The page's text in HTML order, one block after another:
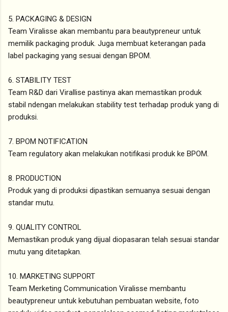
5. PACKAGING & DESIGN
Team Viralisse akan membantu para beautypreneur untuk
memilik packaging produk. Juga membuat keterangan pada
label packaging yang sesuai dengan BPOM.
6. STABILITY TEST
Team R&D dari Virallise pastinya akan memastikan produk
stabil ndengan melakukan stability test terhadap produk yang di
produksi.
7. BPOM NOTIFICATION
Team regulatory akan melakukan notifikasi produk ke BPOM.
8. PRODUCTION
Produk yang di produksi dipastikan semuanya sesuai dengan
standar mutu.
9. QUALITY CONTROL
Memastikan produk yang dijual diopasaran telah sesuai standar
mutu yang ditetapkan.
10. MARKETING SUPPORT
Team Merketing Communication Viralisse membantu
beautypreneur untuk kebutuhan pembuatan website, foto